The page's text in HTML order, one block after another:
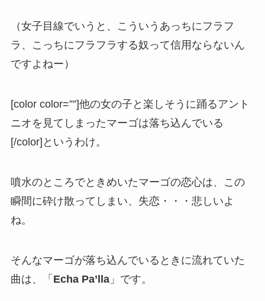
（女子目線でいうと、こういうあっちにフラフ
ラ、こっちにフラフラする奴って信用ならないん
ですよねー）
[color color=””]他の女の子と楽しそうに踊るアント
ニオを見てしまったマーゴは落ち込んでいる
[/color]というわけ。
噴水のところでときめいたマーゴの恋心は、この
瞬間に砕け散ってしまい、失恋・・・悲しいよ
ね。
そんなマーゴが落ち込んでいるときに流れていた
曲は、「 Echa Pa’lla」です。